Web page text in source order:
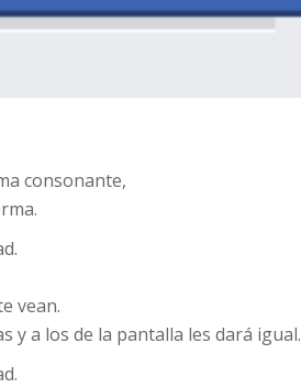
consonante,
vean.
y a los de la pantalla les dará igual.